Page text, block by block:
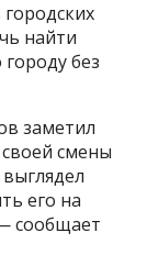
найти
без
заметил
смены
его на
сообщает